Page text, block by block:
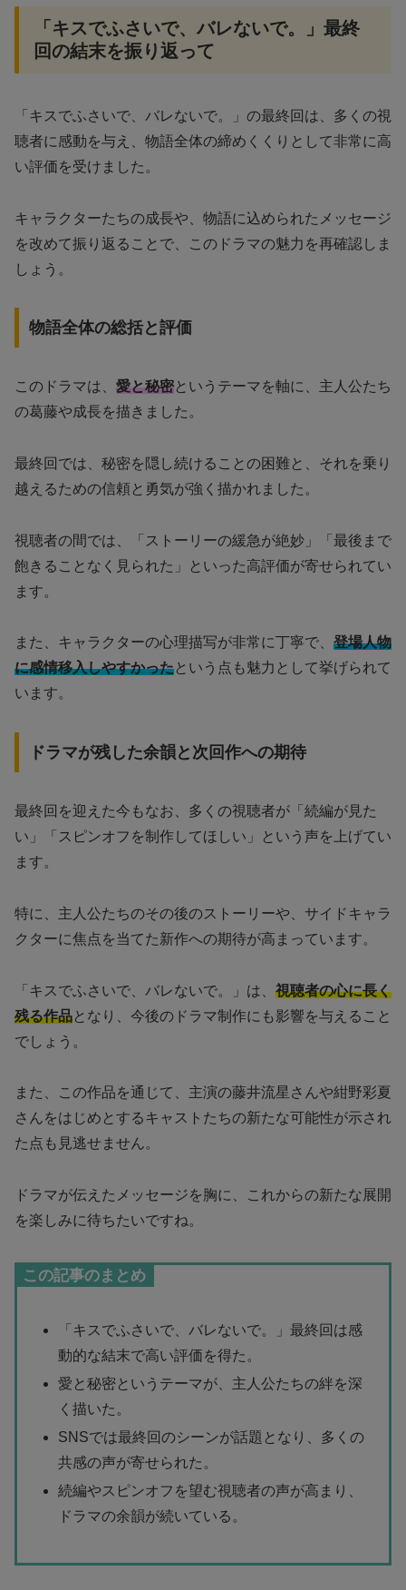
「キスでふさいで、バレないで。」最終
回の結末を振り返って
「キスでふさいで、バレないで。」の最終回は、多くの視
聴者に感動を与え、物語全体の締めくくりとして非常に高
い評価を受けました。
キャラクターたちの成長や、物語に込められたメッセージ
を改めて振り返ることで、このドラマの魅力を再確認しま
しょう。
物語全体の総括と評価
このドラマは、 愛と秘密というテーマを軸に、主人公たち
の葛藤や成長を描きました。
最終回では、秘密を隠し続けることの困難と、それを乗り
越えるための信頼と勇気が強く描かれました。
視聴者の間では、「ストーリーの緩急が絶妙」「最後まで
飽きることなく見られた」といった高評価が寄せられてい
ます。
また、キャラクターの心理描写が非常に丁寧で、 登場人物
に感情移入しやすかったという点も魅力として挙げられて
います。
ドラマが残した余韻と次回作への期待
最終回を迎えた今もなお、多くの視聴者が「続編が見た
い」「スピンオフを制作してほしい」という声を上げてい
ます。
特に、主人公たちのその後のストーリーや、サイドキャラ
クターに焦点を当てた新作への期待が高まっています。
「キスでふさいで、バレないで。」は、 視聴者の心に長く
残る作品となり、今後のドラマ制作にも影響を与えること
でしょう。
また、この作品を通じて、主演の藤井流星さんや紺野彩夏
さんをはじめとするキャストたちの新たな可能性が示され
た点も見逃せません。
ドラマが伝えたメッセージを胸に、これからの新たな展開
を楽しみに待ちたいですね。
この記事のまとめ
「キスでふさいで、バレないで。」最終回は感
動的な結末で高い評価を得た。
愛と秘密というテーマが、主人公たちの絆を深
く描いた。
SNSでは最終回のシーンが話題となり、多くの
共感の声が寄せられた。
続編やスピンオフを望む視聴者の声が高まり、
ドラマの余韻が続いている。